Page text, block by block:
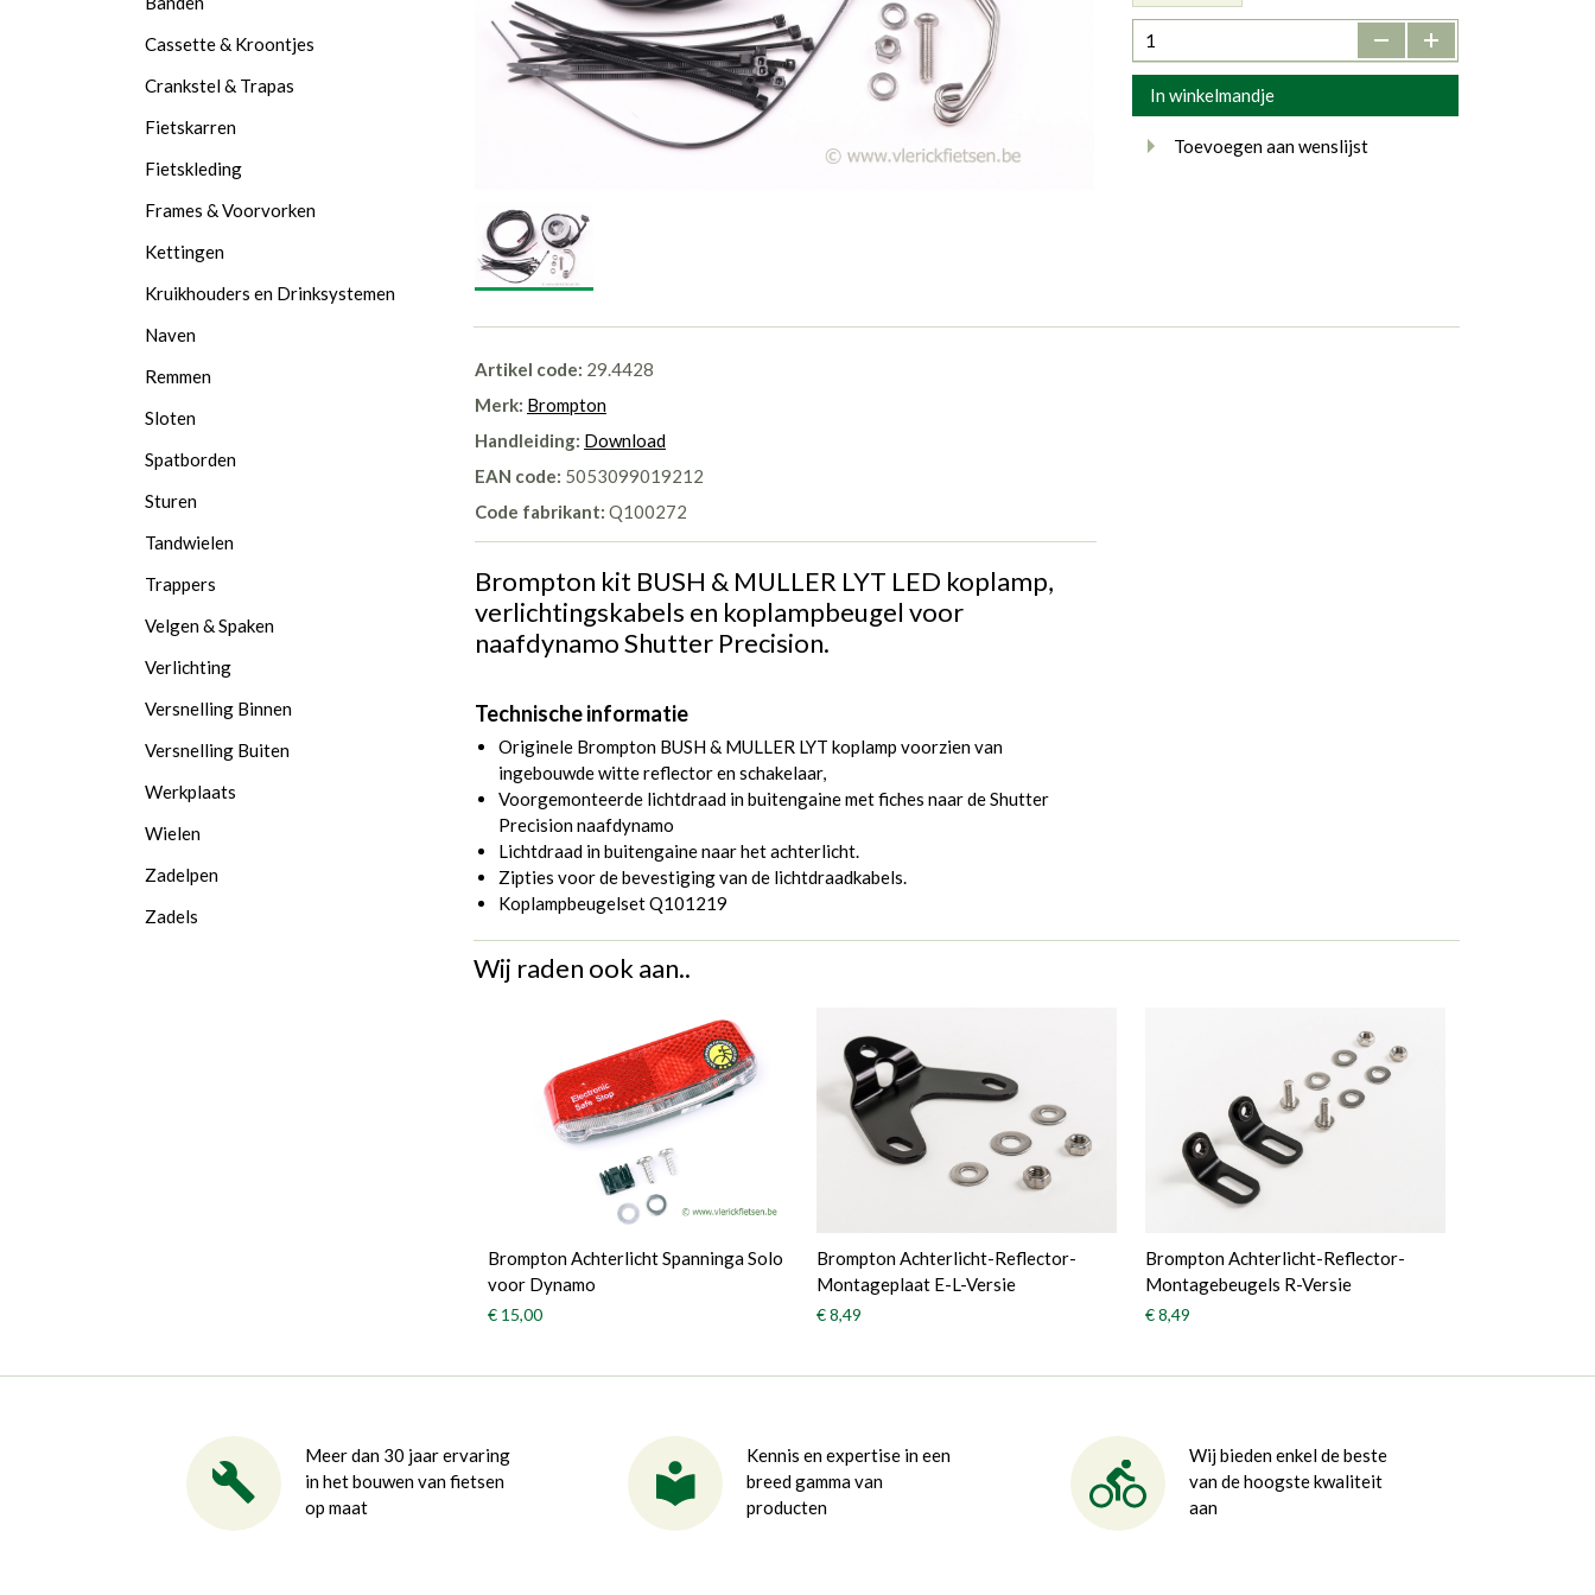
- +
In winkelmandje
Toevoegen aan wenslijst
Artikel code: 29.4428
Merk: Brompton
Handleiding: Download
EAN code: 5053099019212
Code fabrikant: Q100272
Brompton kit BUSH & MULLER LYT LED koplamp,
verlichtingskabels en koplampbeugel voor
naafdynamo Shutter Precision.
Technische informatie
Originele Brompton BUSH & MULLER LYT koplamp voorzien van
ingebouwde witte reflector en schakelaar,
Voorgemonteerde lichtdraad in buitengaine met fiches naar de Shutter
Precision naafdynamo
Lichtdraad in buitengaine naar het achterlicht.
Zipties voor de bevestiging van de lichtdraadkabels.
Koplampbeugelset Q101219
Wij raden ook aan..
Brompton Achterlicht Spanninga Solo
voor Dynamo
€ 15,00
Brompton Achterlicht-Reflector-
Montageplaat E-L-Versie
€ 8,49
Brompton Achterlicht-Reflector-
Montagebeugels R-Versie
€ 8,49
Cassette & Kroontjes
Crankstel & Trapas
Fietskarren
Fietskleding
Frames & Voorvorken
Kettingen
Kruikhouders en Drinksystemen
Naven
Remmen
Sloten
Spatborden
Sturen
Tandwielen
Trappers
Velgen & Spaken
Verlichting
Versnelling Binnen
Versnelling Buiten
Werkplaats
Wielen
Zadelpen
Zadels
Meer dan 30 jaar ervaring
in het bouwen van fietsen
op maat
Kennis en expertise in een
breed gamma van
producten
Wij bieden enkel de beste
van de hoogste kwaliteit
aan